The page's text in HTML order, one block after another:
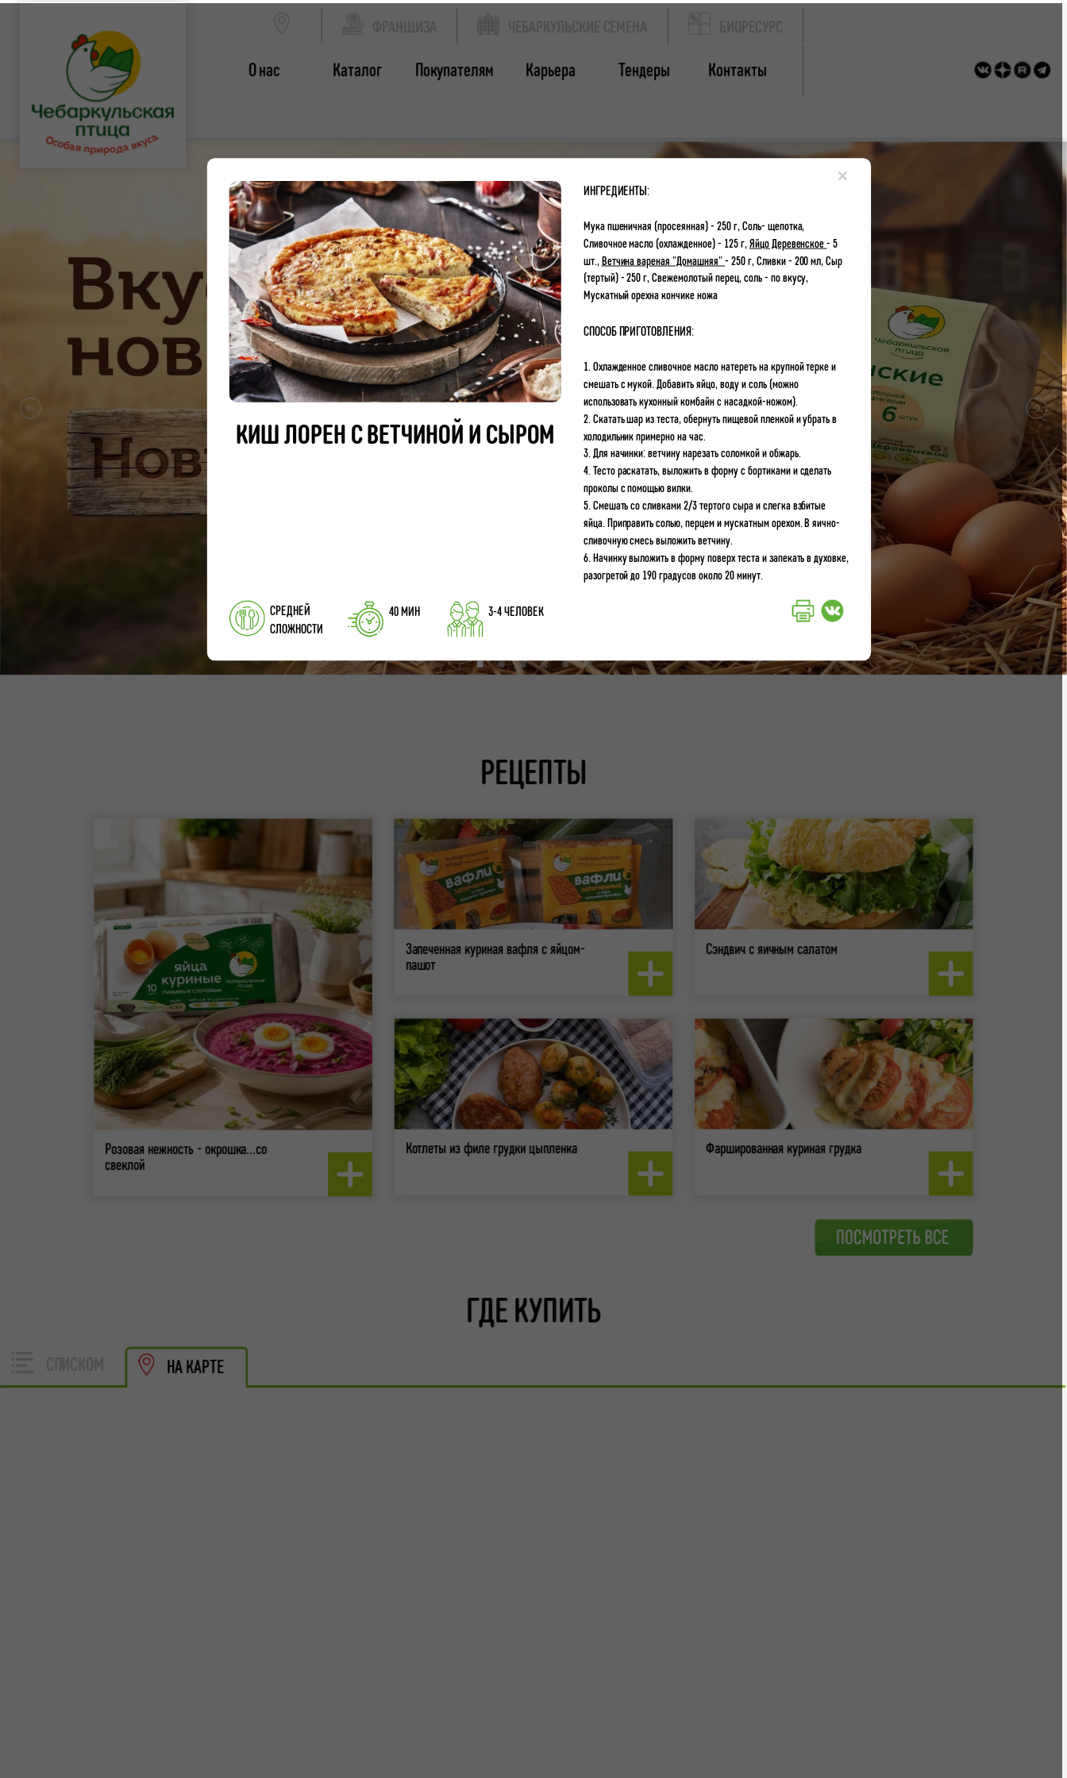
О нас Каталог Покупателям Карьера Тендеры Контакты
РЕЦЕПТЫ
Розовая нежность - окрошка...со
свеклой
Запеченная куриная вафля с яйцом-
пашот
Сэндвич с яичным салатом
Котлеты из филе грудки цыпленка Фаршированная куриная грудка
ГДЕ КУПИТЬ
НА КАРТЕ
×
КИШ ЛОРЕН С ВЕТЧИНОЙ И СЫРОМ
ИНГРЕДИЕНТЫ:
Мука пшеничная (просеянная) - 250 г, Соль- щепотка,
Сливочное масло (охлажденное) - 125 г,Яйцо Деревенское- 5
шт.,Ветчина вареная "Домашняя"- 250 г, Сливки - 200 мл, Сыр
(тертый) - 250 г, Свежемолотый перец, соль - по вкусу,
Мускатный орехна кончике ножа
СПОСОБ ПРИГОТОВЛЕНИЯ:
1. Охлажденное сливочное масло натереть на крупной терке и
смешать с мукой. Добавить яйцо, воду и соль (можно
использовать кухонный комбайн с насадкой-ножом).
2. Скатать шар из теста, обернуть пищевой пленкой и убрать в
холодильник примерно на час.
3. Для начинки: ветчину нарезать соломкой и обжарь.
4. Тесто раскатать, выложить в форму с бортиками и сделать
проколы с помощью вилки.
5. Смешать со сливками 2/3 тертого сыра и слегка взбитые
яйца. Приправить солью, перцем и мускатным орехом. В яично-
сливочную смесь выложить ветчину.
6. Начинку выложить в форму поверх теста и запекать в духовке,
разогретой до 190 градусов около 20 минут.
СРЕДНЕЙ
СЛОЖНОСТИ
40 МИН 3-4 ЧЕЛОВЕК